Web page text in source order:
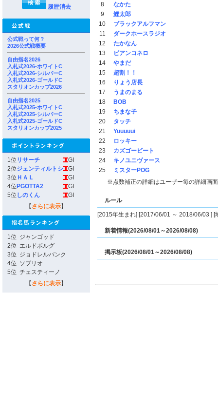
履歴消去
公式戦って何？
2026公式戦概要
自由指名2026
入札式2026-ホワイトC
入札式2026-シルバーC
入札式2026-ゴールドC
スタリオンカップ2026
自由指名2025
入札式2025-ホワイトC
入札式2025-シルバーC
入札式2025-ゴールドC
スタリオンカップ2025
1位 リサーチ
GI
2位ジェンティルトシ
GI
3位 ＨＡＬ
GI
4位 PGOTTA2
GI
5位 しのくん
GI
【 さらに表示】
1位 ジャンゴッド
2位 エルドボルグ
3位 ジョドレルバンク
4位 ソブリオ
5位 チェスティーノ
【 さらに表示】
8
なかた
9
鯉太郎
10
ブラックアルフマン
11
ダークホースラジオ
12
たかなん
13
ビアンコネロ
14
やまだ
15
超割！！
16
りょう店長
17
うまのまる
18
BOB
19
ちまな子
20
タッチ
21
Yuuuuui
22
ロッキー
23
カズゴービート
24
キノユニヴァース
25
ミスターPOG
※点数補正の詳細はユーザー毎の詳細画
ルール
[2015年生まれ] [2017/06/01 ～ 2018/06/03 ] [
新着情報(2026/08/01～2026/08/08)
掲示板(2026/08/01～2026/08/08)